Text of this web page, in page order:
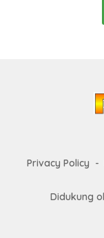
Privacy Policy
Didukung